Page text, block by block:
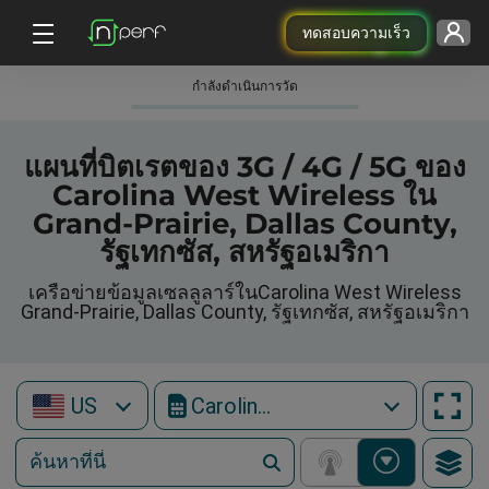
ทดสอบความเร็ว
กําลังดําเนินการวัด
แผนที่บิตเรตของ 3G / 4G / 5G ของ
Carolina West Wireless ใน
Grand-Prairie, Dallas County,
รัฐเทกซัส, สหรัฐอเมริกา
เครือข่ายข้อมูลเซลลูลาร์ในCarolina West Wireless
Grand-Prairie, Dallas County, รัฐเทกซัส, สหรัฐอเมริกา
US Carolina West Wireless